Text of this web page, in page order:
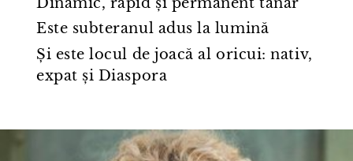
Este subteranul adus la lumină
Și este locul de joacă al oricui: nativ,
expat și Diaspora